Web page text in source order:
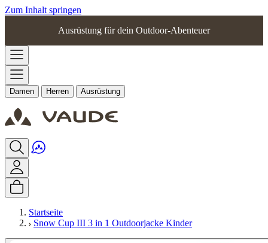
Zum Inhalt springen
Ausrüstung für dein Outdoor-Abenteuer
Damen Herren Ausrüstung
Startseite
Snow Cup III 3 in 1 Outdoorjacke Kinder